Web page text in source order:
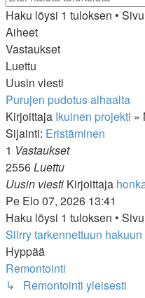
Haku löysi 1 tuloksen • Sivu
Aiheet
Vastaukset
Luettu
Uusin viesti
Purujen pudotus alhaalta
Kirjoittaja Ikuinen projekti »
Sijainti: Eristäminen
1 Vastaukset
2556Luettu
Uusin viesti Kirjoittaja
Pe Elo 07, 2026 13:41
Haku löysi 1 tuloksen • Sivu
Siirry tarkennettuun hakuun
Hyppää
Remontointi
↳ Remontointi yleisesti